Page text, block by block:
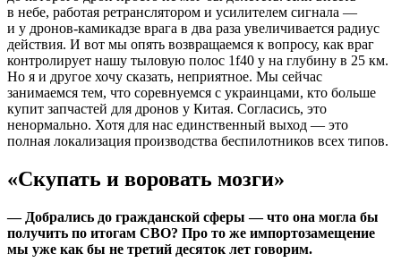
в небе, работая ретранслятором и усилителем сигнала —
и у дронов-камикадзе врага в два раза увеличивается радиус
действия. И вот мы опять возвращаемся к вопросу, как враг
контролирует нашу тыловую полос 1f40 у на глубину в 25 км.
Но я и другое хочу сказать, неприятное. Мы сейчас
занимаемся тем, что соревнуемся с украинцами, кто больше
купит запчастей для дронов у Китая. Согласись, это
ненормально. Хотя для нас единственный выход — это
полная локализация производства беспилотников всех типов.
«Скупать и воровать мозги»
— Добрались до гражданской сферы — что она могла бы
получить по итогам СВО? Про то же импортозамещение
мы уже как бы не третий десяток лет говорим.